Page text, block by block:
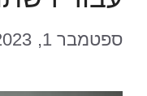
ספטמבר 1, 2023